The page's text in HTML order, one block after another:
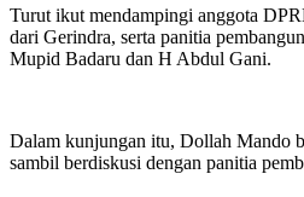
Turut ikut mendampingi anggota
dari Gerindra, serta panitia
Mupid Badaru dan H Abdul Gani.
Dalam kunjungan itu, Dollah Mando
sambil berdiskusi dengan panitia